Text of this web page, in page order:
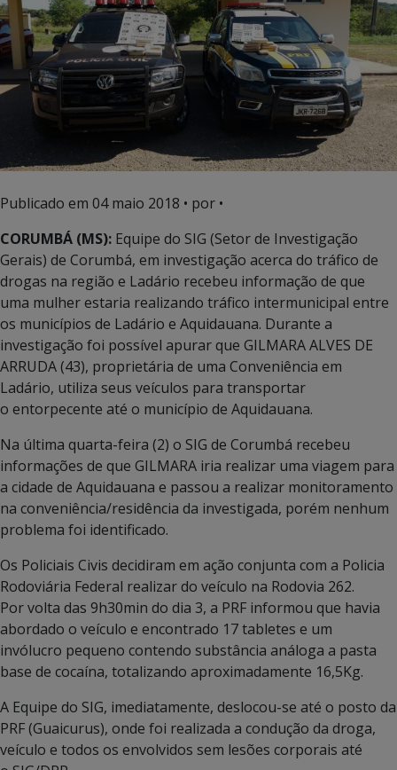
Publicado em 04 maio 2018 • por •
CORUMBÁ (MS): Equipe do SIG (Setor de Investigação
Gerais) de Corumbá, em investigação acerca do tráfico de
drogas na região e Ladário recebeu informação de que
uma mulher estaria realizando tráfico intermunicipal entre
os municípios de Ladário e Aquidauana. Durante a
investigação foi possível apurar que GILMARA ALVES DE
ARRUDA (43), proprietária de uma Conveniência em
Ladário, utiliza seus veículos para transportar
o entorpecente até o município de Aquidauana.
Na última quarta-feira (2) o SIG de Corumbá recebeu
informações de que GILMARA iria realizar uma viagem para
a cidade de Aquidauana e passou a realizar monitoramento
na conveniência/residência da investigada, porém nenhum
problema foi identificado.
Os Policiais Civis decidiram em ação conjunta com a Policia
Rodoviária Federal realizar do veículo na Rodovia 262.
Por volta das 9h30min do dia 3, a PRF informou que havia
abordado o veículo e encontrado 17 tabletes e um
invólucro pequeno contendo substância análoga a pasta
base de cocaína, totalizando aproximadamente 16,5Kg.
A Equipe do SIG, imediatamente, deslocou-se até o posto da
PRF (Guaicurus), onde foi realizada a condução da droga,
veículo e todos os envolvidos sem lesões corporais até